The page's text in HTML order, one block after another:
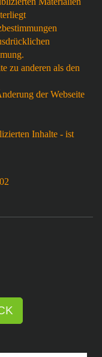
zu anderen als den
der Webseite
Inhalte - ist